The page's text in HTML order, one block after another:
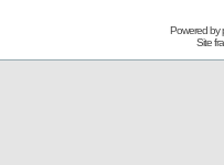
Powered by
Site